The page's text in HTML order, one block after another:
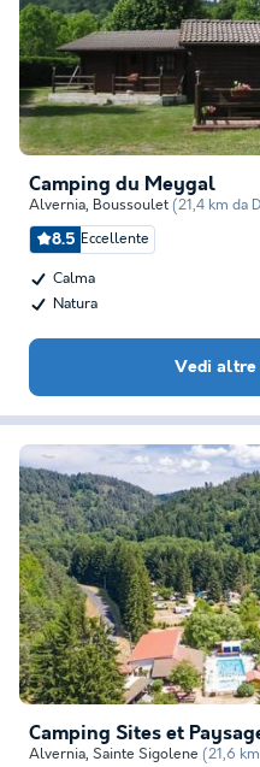
Camping du Meygal
Alvernia, Boussoulet (21,4 km da
8.5 Eccellente
Calma
Natura
Vedi
Camping Sites et
Alvernia, Sainte Sigolene (21,6